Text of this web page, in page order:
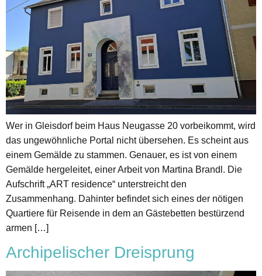
Wer in Gleisdorf beim Haus Neugasse 20 vorbeikommt, wird
das ungewöhnliche Portal nicht übersehen. Es scheint aus
einem Gemälde zu stammen. Genauer, es ist von einem
Gemälde hergeleitet, einer Arbeit von Martina Brandl. Die
Aufschrift „ART residence“ unterstreicht den
Zusammenhang. Dahinter befindet sich eines der nötigen
Quartiere für Reisende in dem an Gästebetten bestürzend
armen […]
Archipelischer Dreisprung